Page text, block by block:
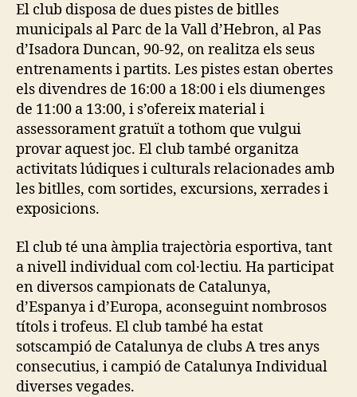
El club disposa de dues pistes de bitlles
municipals al Parc de la Vall d’Hebron, al Pas
d’Isadora Duncan, 90-92, on realitza els seus
entrenaments i partits. Les pistes estan obertes
els divendres de 16:00 a 18:00 i els diumenges
de 11:00 a 13:00, i s’ofereix material i
assessorament gratuït a tothom que vulgui
provar aquest joc. El club també organitza
activitats lúdiques i culturals relacionades amb
les bitlles, com sortides, excursions, xerrades i
exposicions.
El club té una àmplia trajectòria esportiva, tant
a nivell individual com col·lectiu. Ha participat
en diversos campionats de Catalunya,
d’Espanya i d’Europa, aconseguint nombrosos
títols i trofeus. El club també ha estat
sotscampió de Catalunya de clubs A tres anys
consecutius, i campió de Catalunya Individual
diverses vegades.